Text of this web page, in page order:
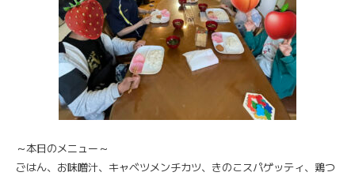
～本日のメニュー～
ごはん、お味噌汁、キャベツメンチカツ、きのこスパゲッティ、鶏つ